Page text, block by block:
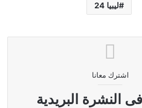
ليبيا 24
اشترك معانا
النشرة البريدية